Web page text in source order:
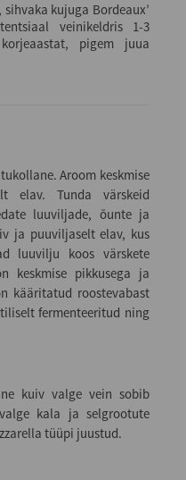
kujuga Bordeaux’
veinikeldris 1-3
pigem juua
Aroom keskmise
elav. Tunda värskeid
luuviljade, õunte ja
ja puuviljaselt elav, kus
luuvilju koos värskete
keskmise pikkusega ja
kääritatud roostevabast
fermenteeritud ning
kuiv valge vein sobib
kala ja selgrootute
tüüpi juustud.